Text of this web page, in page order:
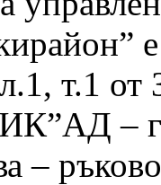
е
т.1 от
–
–